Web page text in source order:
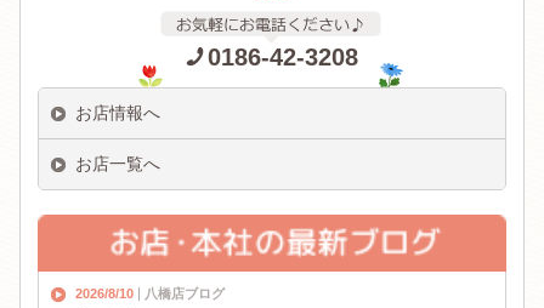
0186-42-3208
お店情報へ
お店一覧へ
2026/8/10 八橋店ブログ